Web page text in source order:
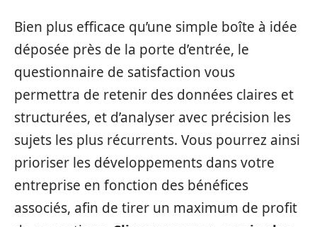
Bien plus efficace qu’une simple boîte à idée
déposée près de la porte d’entrée, le
questionnaire de satisfaction vous
permettra de retenir des données claires et
structurées, et d’analyser avec précision les
sujets les plus récurrents. Vous pourrez ainsi
prioriser les développements dans votre
entreprise en fonction des bénéfices
associés, afin de tirer un maximum de profit